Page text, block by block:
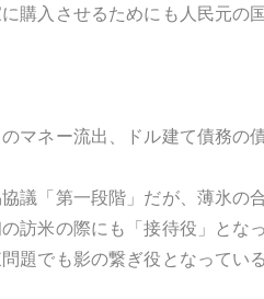
購入させるためにも人民元の
マネー流出、ドル建て債務の
議「第一段階」だが、薄氷
訪米の際にも「接待役」と
題でも影の繋ぎ役となっている